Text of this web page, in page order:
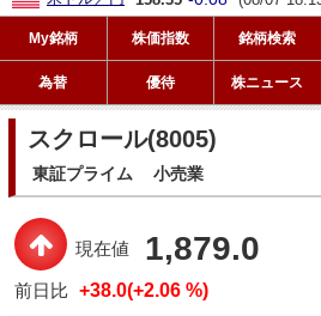
My銘柄 株価指数 銘柄検索
為替 優待 株ニュース
スクロール(8005)
東証プライム 小売業
現在値 1,879.0
前日比 +38.0(+2.06 %)